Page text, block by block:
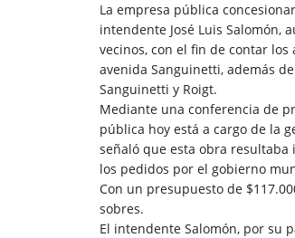
La empresa pública
intendente José Luis Salomón,
vecinos, con el fin de contar
avenida Sanguinetti, además
Sanguinetti y Roigt.
Mediante una conferencia de
pública hoy está a cargo de la
señaló que esta obra
los pedidos por el gobierno
Con un presupuesto de
sobres.
El intendente Salomón, por su